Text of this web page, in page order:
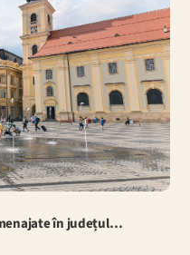
în județul…